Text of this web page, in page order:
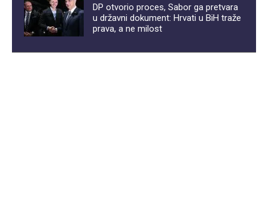
DP otvorio proces, Sabor ga pretvara
u državni dokument: Hrvati u BiH traže
prava, a ne milost